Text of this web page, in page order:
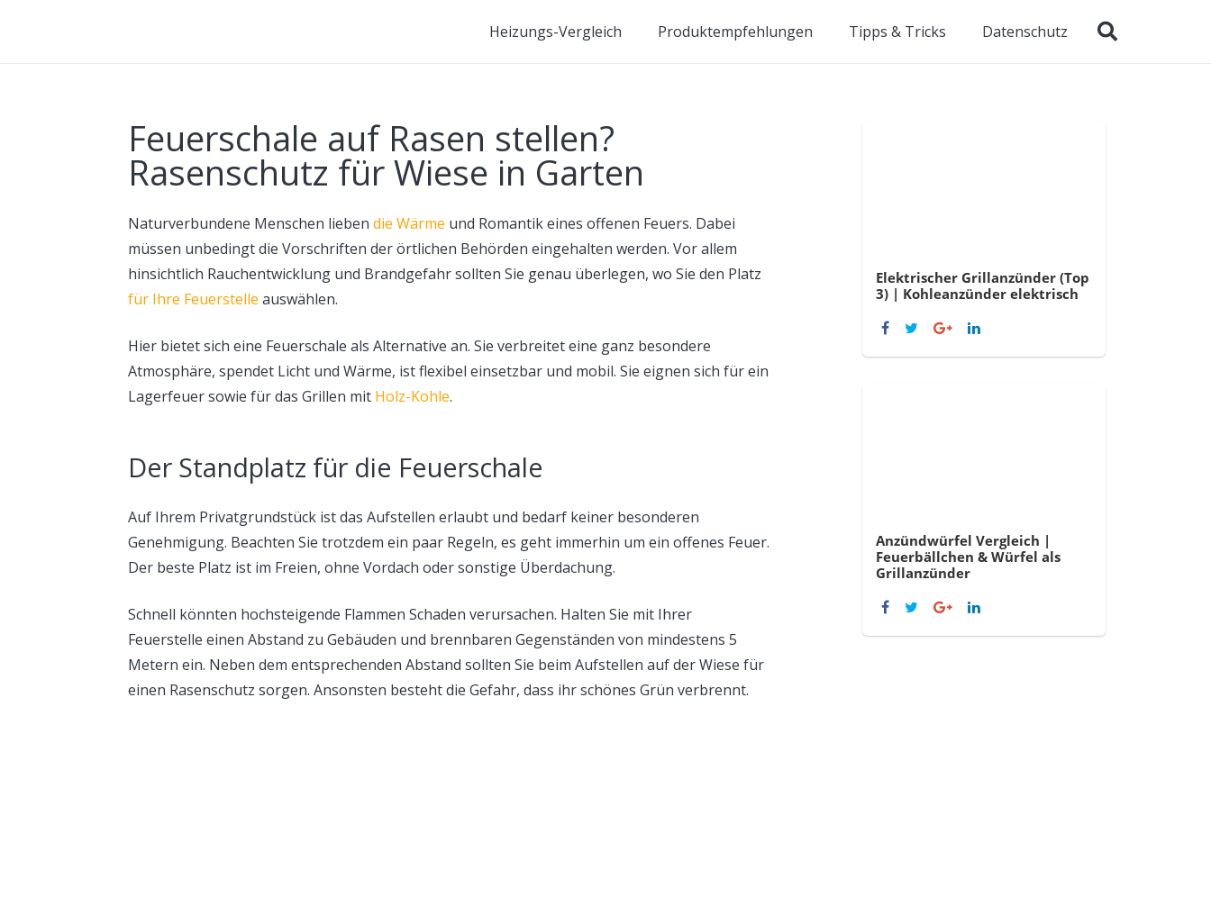
Heizungs-Vergleich Produktempfehlungen Tipps & Tricks Datenschutz
Feuerschale auf Rasen stellen?
Rasenschutz für Wiese in Garten
Naturverbundene Menschen lieben die Wärme und Romantik eines offenen Feuers. Dabei
müssen unbedingt die Vorschriften der örtlichen Behörden eingehalten werden. Vor allem
hinsichtlich Rauchentwicklung und Brandgefahr sollten Sie genau überlegen, wo Sie den Platz
für Ihre Feuerstelle auswählen.
Hier bietet sich eine Feuerschale als Alternative an. Sie verbreitet eine ganz besondere
Atmosphäre, spendet Licht und Wärme, ist flexibel einsetzbar und mobil. Sie eignen sich für ein
Lagerfeuer sowie für das Grillen mit Holz-Kohle.
Der Standplatz für die Feuerschale
Auf Ihrem Privatgrundstück ist das Aufstellen erlaubt und bedarf keiner besonderen
Genehmigung. Beachten Sie trotzdem ein paar Regeln, es geht immerhin um ein offenes Feuer.
Der beste Platz ist im Freien, ohne Vordach oder sonstige Überdachung.
Schnell könnten hochsteigende Flammen Schaden verursachen. Halten Sie mit Ihrer
Feuerstelle einen Abstand zu Gebäuden und brennbaren Gegenständen von mindestens 5
Metern ein. Neben dem entsprechenden Abstand sollten Sie beim Aufstellen auf der Wiese für
einen Rasenschutz sorgen. Ansonsten besteht die Gefahr, dass ihr schönes Grün verbrennt.
Elektrischer Grillanzünder (Top
3) | Kohleanzünder elektrisch
Anzündwürfel Vergleich |
Feuerbällchen & Würfel als
Grillanzünder